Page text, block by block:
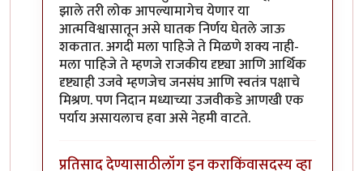
झाले तरी लोक आपल्यामागेच येणार या
आत्मविश्वासातून असे घातक निर्णय घेतले जाऊ
शकतात. अगदी मला पाहिजे ते मिळणे शक्य नाही-
मला पाहिजे ते म्हणजे राजकीय दृष्ट्या आणि आर्थिक
दृष्ट्याही उजवे म्हणजेच जनसंघ आणि स्वतंत्र पक्षाचे
मिश्रण. पण निदान मध्याच्या उजवीकडे आणखी एक
पर्याय असायलाच हवा असे नेहमी वाटते.
प्रतिसाद देण्यासाठीलॉग इन कराकिंवासदस्य व्हा